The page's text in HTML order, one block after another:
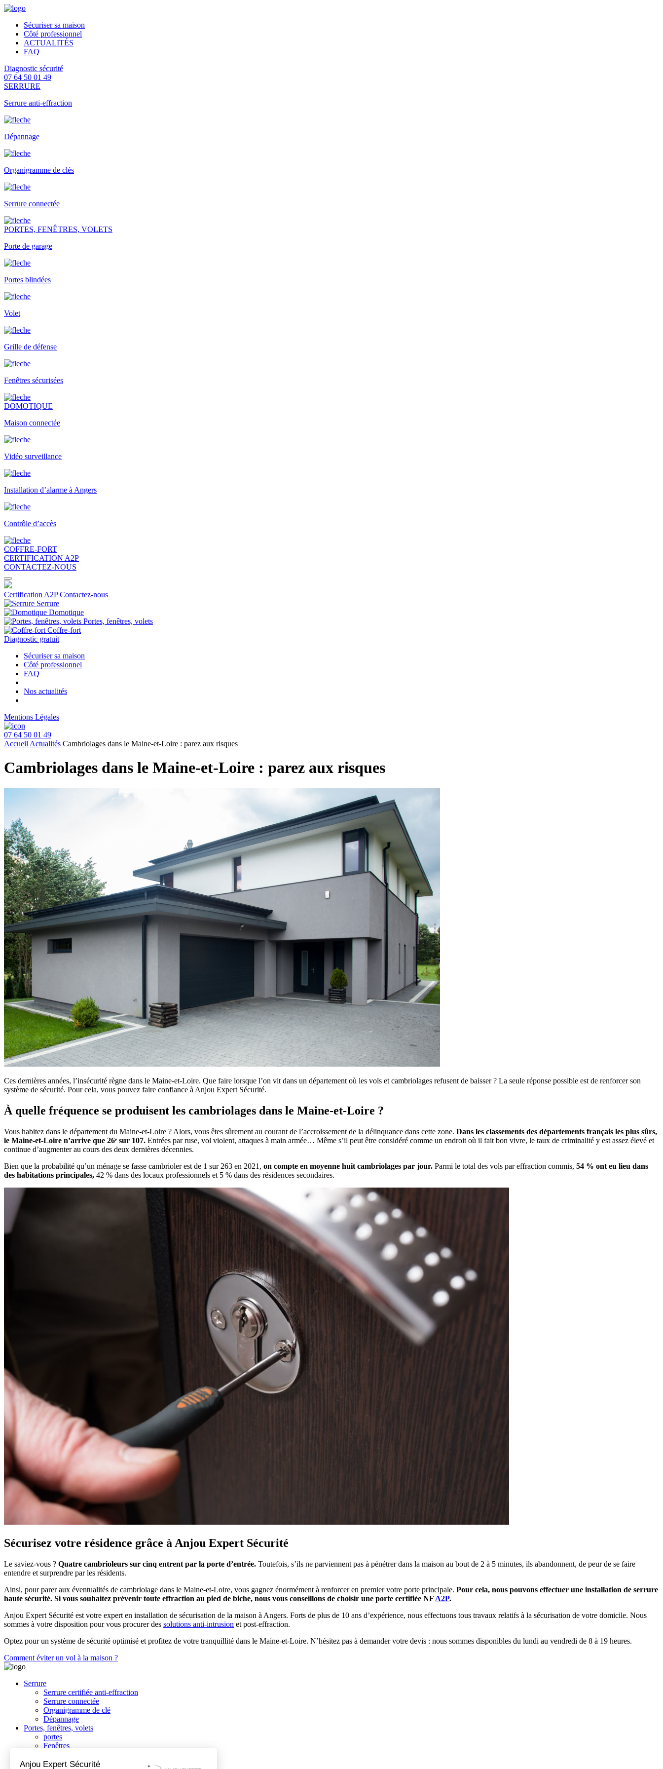
Sécuriser sa maison
Côté professionnel
ACTUALITÉS
FAQ
Diagnostic sécurité
07 64 50 01 49
SERRURE
Serrure anti-effraction
Dépannage
Organigramme de clés
Serrure connectée
PORTES, FENÊTRES, VOLETS
Porte de garage
Portes blindées
Volet
Grille de défense
Fenêtres sécurisées
DOMOTIQUE
Maison connectée
Vidéo surveillance
Installation d’alarme à Angers
Contrôle d’accès
COFFRE-FORT
CERTIFICATION A2P
CONTACTEZ-NOUS
Certification A2P Contactez-nous
Serrure
Domotique
Portes, fenêtres, volets
Coffre-fort
Diagnostic gratuit
Sécuriser sa maison
Côté professionnel
FAQ
Nos actualités
Mentions Légales
07 64 50 01 49
Accueil Actualités Cambriolages dans le Maine-et-Loire : parez aux risques
Cambriolages dans le Maine-et-Loire : parez aux risques
Ces dernières années, l’insécurité règne dans le Maine-et-Loire. Que faire lorsque l’on vit dans un département où les vols et cambriolages refusent de baisser ? La seule réponse possible est de renforcer son
système de sécurité. Pour cela, vous pouvez faire confiance à Anjou Expert Sécurité.
À quelle fréquence se produisent les cambriolages dans le Maine-et-Loire ?
Vous habitez dans le département du Maine-et-Loire ? Alors, vous êtes sûrement au courant de l’accroissement de la délinquance dans cette zone. Dans les classements des départements français les plus sûrs,
le Maine-et-Loire n’arrive que 26ᵉ sur 107. Entrées par ruse, vol violent, attaques à main armée… Même s’il peut être considéré comme un endroit où il fait bon vivre, le taux de criminalité y est assez élevé et
continue d’augmenter au cours des deux dernières décennies.
Bien que la probabilité qu’un ménage se fasse cambrioler est de 1 sur 263 en 2021, on compte en moyenne huit cambriolages par jour. Parmi le total des vols par effraction commis, 54 % ont eu lieu dans
des habitations principales, 42 % dans des locaux professionnels et 5 % dans des résidences secondaires.
Sécurisez votre résidence grâce à Anjou Expert Sécurité
Le saviez-vous ? Quatre cambrioleurs sur cinq entrent par la porte d’entrée. Toutefois, s’ils ne parviennent pas à pénétrer dans la maison au bout de 2 à 5 minutes, ils abandonnent, de peur de se faire
entendre et surprendre par les résidents.
Ainsi, pour parer aux éventualités de cambriolage dans le Maine-et-Loire, vous gagnez énormément à renforcer en premier votre porte principale. Pour cela, nous pouvons effectuer une installation de serrure
haute sécurité. Si vous souhaitez prévenir toute effraction au pied de biche, nous vous conseillons de choisir une porte certifiée NF A2P.
Anjou Expert Sécurité est votre expert en installation de sécurisation de la maison à Angers. Forts de plus de 10 ans d’expérience, nous effectuons tous travaux relatifs à la sécurisation de votre domicile. Nous
sommes à votre disposition pour vous procurer des solutions anti-intrusion et post-effraction.
Optez pour un système de sécurité optimisé et profitez de votre tranquillité dans le Maine-et-Loire. N’hésitez pas à demander votre devis : nous sommes disponibles du lundi au vendredi de 8 à 19 heures.
Comment éviter un vol à la maison ?
Serrure
Serrure certifiée anti-effraction
Serrure connectée
Organigramme de clé
Dépannage
Portes, fenêtres, volets
portes
Fenêtres
Porte de garage
Anjou Expert Sécurité